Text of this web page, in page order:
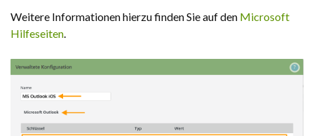
Weitere Informationen hierzu finden Sie auf den Microsoft
Hilfeseiten